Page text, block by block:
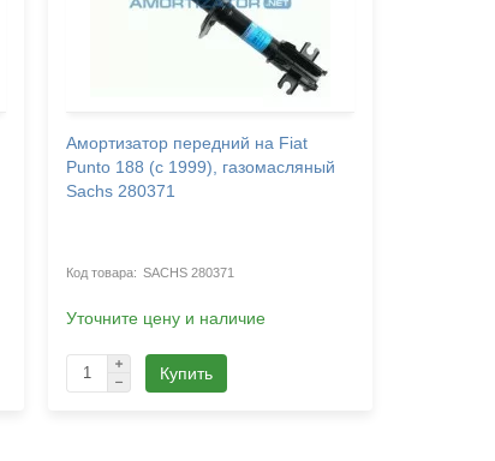
Амортизатор передний на Fiat
Punto 188 (с 1999), газомасляный
Sachs 280371
SACHS 280371
Уточните цену и наличие
Купить